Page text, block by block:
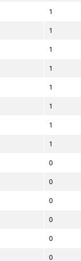
1
1
1
1
1
1
1
1
0
0
0
0
0
0